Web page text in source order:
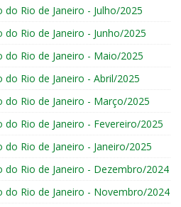
Rio de Janeiro - Julho/2025
Rio de Janeiro - Junho/2025
do Rio de Janeiro - Maio/2025
Rio de Janeiro - Abril/2025
do Rio de Janeiro - Março/2025
do Rio de Janeiro - Fevereiro/2025
Rio de Janeiro - Janeiro/2025
do Rio de Janeiro - Dezembro/2024
do Rio de Janeiro - Novembro/2024